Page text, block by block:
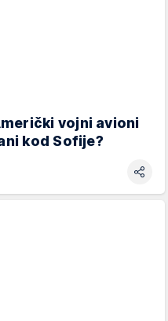
vojni avioni
kod Sofije?